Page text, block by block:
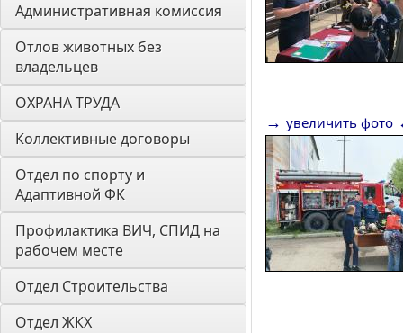
Административная комиссия
Отлов животных без
владельцев
ОХРАНА ТРУДА
Коллективные договоры
Отдел по спорту и
Адаптивной ФК
Профилактика ВИЧ, СПИД на
рабочем месте
Отдел Строительства
Отдел ЖКХ
→ увеличить фото